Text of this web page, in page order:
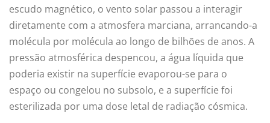
escudo magnético, o vento solar passou a interagir
diretamente com a atmosfera marciana, arrancando-a
molécula por molécula ao longo de bilhões de anos. A
pressão atmosférica despencou, a água líquida que
poderia existir na superfície evaporou-se para o
espaço ou congelou no subsolo, e a superfície foi
esterilizada por uma dose letal de radiação cósmica.